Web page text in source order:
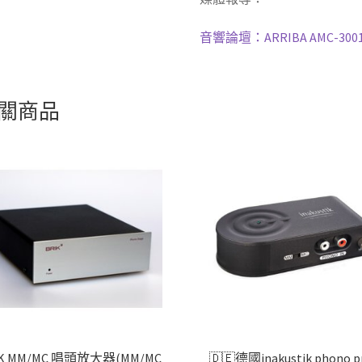
音響論壇：ARRIBA AMC-
商品
MM/MC 唱頭放大器(MM/MC 🇩🇪德國inakustik phono